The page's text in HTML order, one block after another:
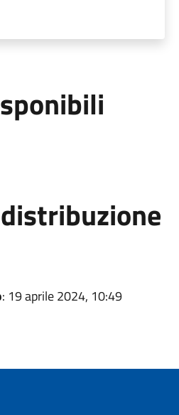
: 19 aprile 2024, 10:49